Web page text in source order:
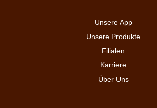
Unsere App
Unsere Produkte
Filialen
Karriere
Über Uns